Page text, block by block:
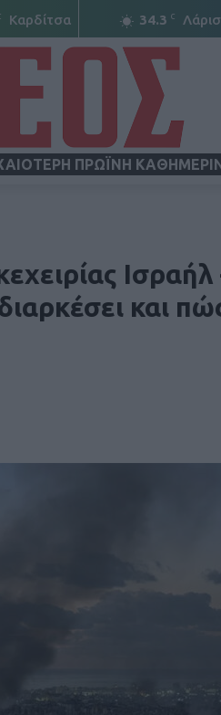
Καρδίτσα 34.3 C
ΠΡΩΪΝΗ
Ισραήλ
και